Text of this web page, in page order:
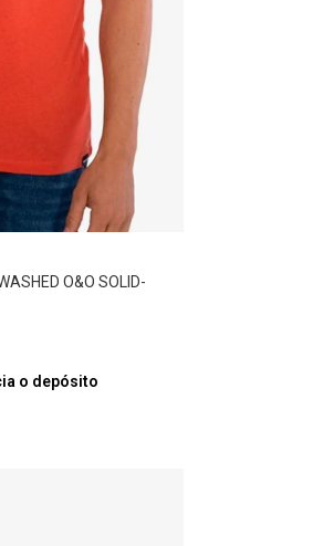
O&O SOLID-
o depósito